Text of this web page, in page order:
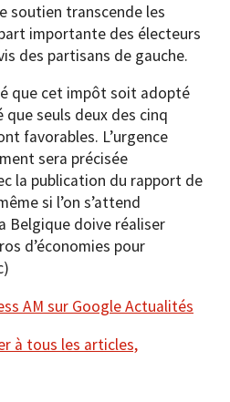
soutien transcende les
importante des électeurs
des partisans de gauche.
que cet impôt soit adopté
seuls deux des cinq
favorables. L’urgence
sera précisée
la publication du rapport de
si l’on s’attend
Belgique doive réaliser
d’économies pour
AM sur Google Actualités
à tous les articles,